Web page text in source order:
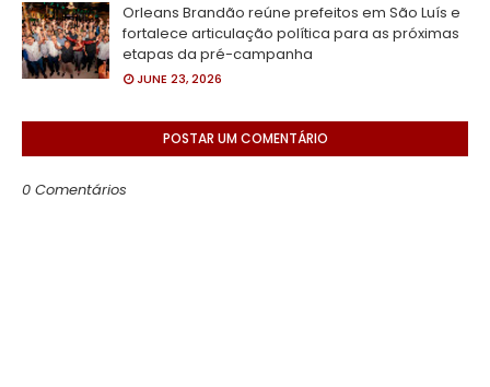
Orleans Brandão reúne prefeitos em São Luís e
fortalece articulação política para as próximas
etapas da pré-campanha
JUNE 23, 2026
POSTAR UM COMENTÁRIO
0 Comentários